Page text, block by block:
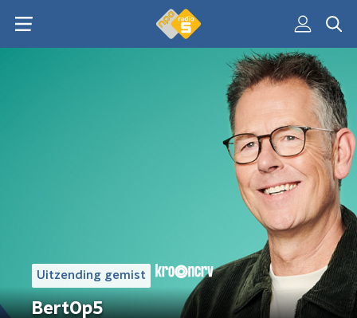
Uitzending gemist
BertOp5